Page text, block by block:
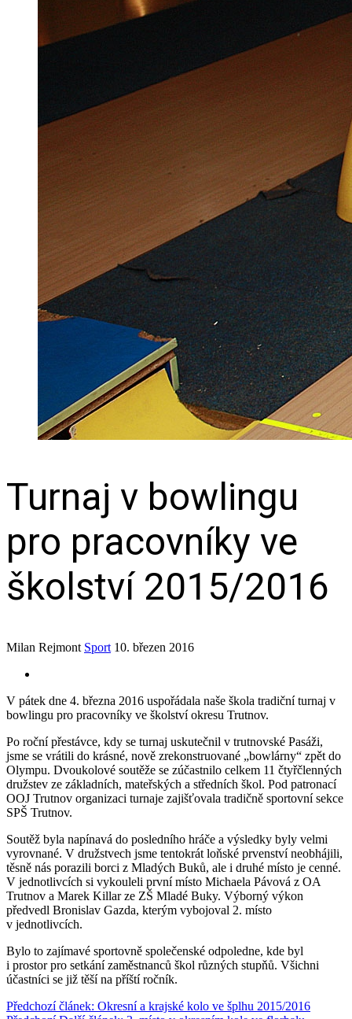
Turnaj v bowlingu
pro pracovníky ve
školství 2015/2016
Milan Rejmont Sport 10. březen 2016
V pátek dne 4. března 2016 uspořádala naše škola tradiční turnaj v
bowlingu pro pracovníky ve školství okresu Trutnov.
Po roční přestávce, kdy se turnaj uskutečnil v trutnovské Pasáži,
jsme se vrátili do krásné, nově zrekonstruované „bowlárny“ zpět do
Olympu. Dvoukolové soutěže se zúčastnilo celkem 11 čtyřčlenných
družstev ze základních, mateřských a středních škol. Pod patronací
OOJ Trutnov organizaci turnaje zajišťovala tradičně sportovní sekce
SPŠ Trutnov.
Soutěž byla napínavá do posledního hráče a výsledky byly velmi
vyrovnané. V družstvech jsme tentokrát loňské prvenství neobhájili,
těsně nás porazili borci z Mladých Buků, ale i druhé místo je cenné.
V jednotlivcích si vykouleli první místo Michaela Pávová z OA
Trutnov a Marek Killar ze ZŠ Mladé Buky. Výborný výkon
předvedl Bronislav Gazda, kterým vybojoval 2. místo
v jednotlivcích.
Bylo to zajímavé sportovně společenské odpoledne, kde byl
i prostor pro setkání zaměstnanců škol různých stupňů. Všichni
účastníci se již těší na příští ročník.
Předchozí článek: Okresní a krajské kolo ve šplhu 2015/2016